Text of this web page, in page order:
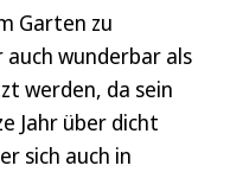
Winter keiner
Sie
wieder von
entfernen, da
er sich „festhält“
beste Lösung.
Garten zu
wunderbar als
werden, da sein
Jahr über dicht
sich auch in